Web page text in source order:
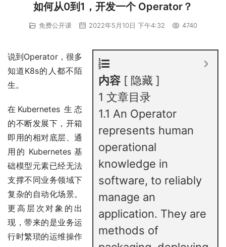
如何从0到1，开发一个 Operator？
免费公开课 2022年5月10日 下午4:32 4740
内容
隐藏
1 文章目录
1.1 An Operator
represents human
operational
knowledge in
software, to reliably
manage an
application. They are
methods of
说到Operator，很多
知道K8s的人都不陌
生。
在Kubernetes 生态
的不断发展下，开箱
即用的相对底层、通
用的 Kubernetes 基
础模型元素已经无法
支撑不同业务领域下
复杂的自动化场景。
更高层次对象的出
现，带来的是业务运
行时繁琐的运维操作